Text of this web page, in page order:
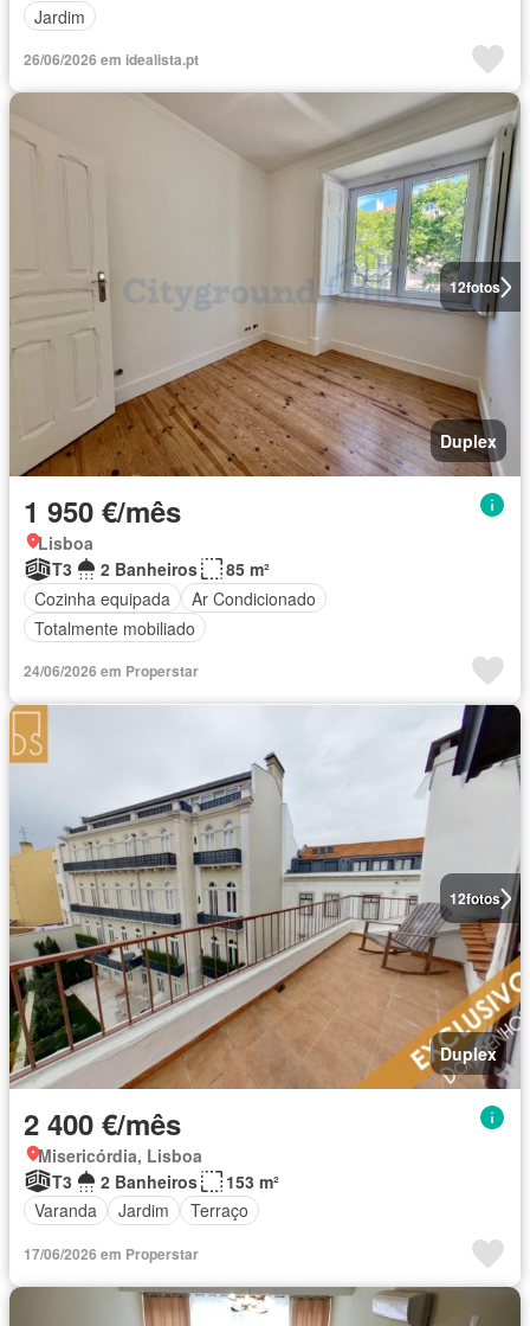
Jardim
26/06/2026 em idealista.pt
12fotos
Duplex
1 950 €/mês
Lisboa
T3
2 Banheiros
85 m²
Cozinha equipada
Ar Condicionado
Totalmente mobiliado
24/06/2026 em Properstar
12fotos
Duplex
2 400 €/mês
Misericórdia, Lisboa
T3
2 Banheiros
153 m²
Varanda
Jardim Terraço
17/06/2026 em Properstar